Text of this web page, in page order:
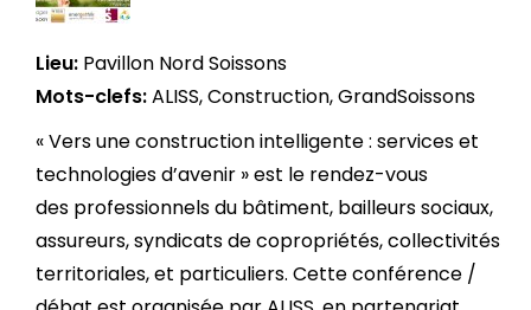
Lieu: Pavillon Nord Soissons
Mots-clefs:ALISS,Construction,GrandSoissons
« Vers une construction intelligente : services et
technologies d’avenir » est le rendez-vous
des professionnels du bâtiment, bailleurs sociaux,
assureurs, syndicats de copropriétés, collectivités
territoriales, et particuliers. Cette conférence /